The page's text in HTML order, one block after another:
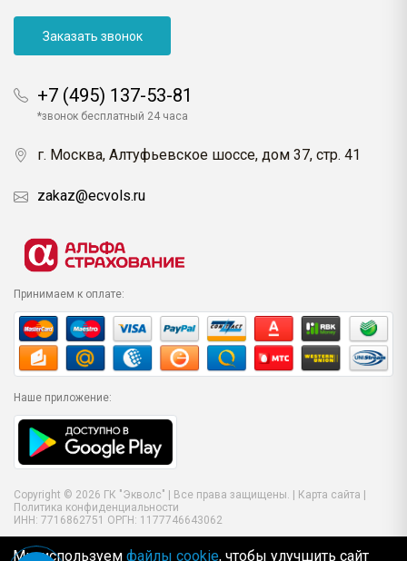
Заказать звонок
+7 (495) 137-53-81
*звонок бесплатный 24 часа
г. Москва, Алтуфьевское шоссе, дом 37, стр. 41
zakaz@ecvols.ru
Принимаем к оплате:
Наше приложение:
Copyright © 2026 ГК "Экволс" | Все права защищены. | Карта сайта
Политика конфиденциальности
ИНН: 7716862751 ОРГН: 1177746643062
Мы используем файлы cookie, чтобы улучшить сайт